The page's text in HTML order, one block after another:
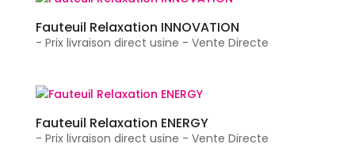
Fauteuil Relaxation INNOVATION
- Prix livraison direct usine - Vente Directe
Fauteuil Relaxation ENERGY
- Prix livraison direct usine - Vente Directe